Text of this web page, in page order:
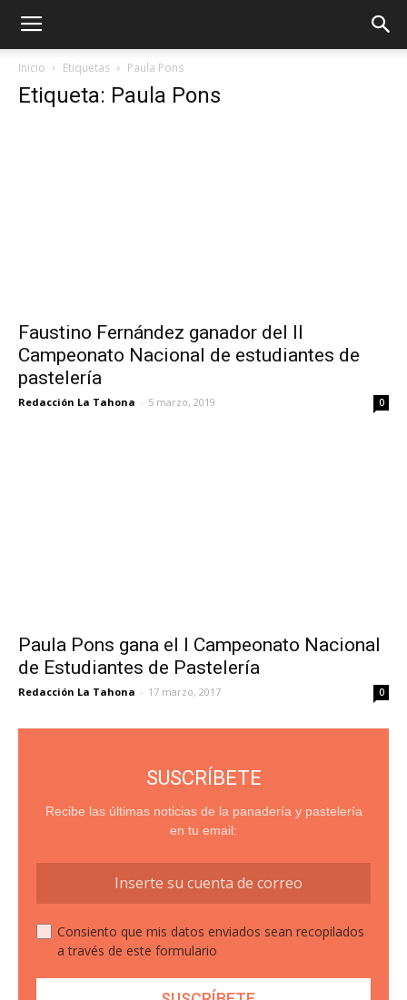
Inicio Etiquetas Paula Pons
Etiqueta: Paula Pons
Faustino Fernández ganador del II
Campeonato Nacional de estudiantes de
pastelería
Redacción La Tahona - 5 marzo, 2019 0
Paula Pons gana el I Campeonato Nacional
de Estudiantes de Pastelería
Redacción La Tahona - 17 marzo, 2017 0
SUSCRÍBETE
Recibe las últimas noticias de la panadería y pastelería
en tu email:
Consiento que mis datos enviados sean recopilados
a través de este formulario